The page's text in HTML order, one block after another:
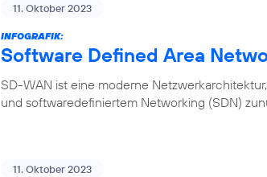
11. Oktober 2023
INFOGRAFIK:
Software Defined Area
SD-WAN ist eine moderne
und softwaredefiniertem Networking (SDN)
11. Oktober 2023